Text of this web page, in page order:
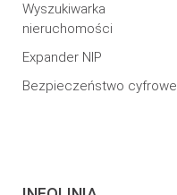
Wyszukiwarka
nieruchomości
Expander NIP
Bezpieczeństwo cyfrowe